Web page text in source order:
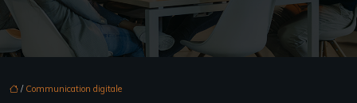
/ Communication digitale